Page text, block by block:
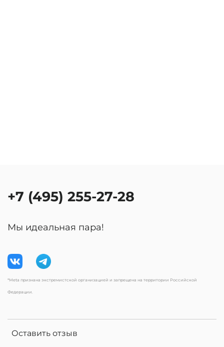
Оставить отзыв
+7 (495) 255-27-28
Мы идеальная пара!
*Meta признана экстремистской организацией и запрещена на территории Российской
Федерации.